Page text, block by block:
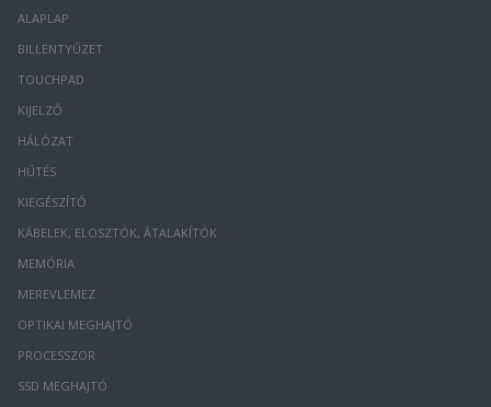
ALAPLAP
BILLENTYŰZET
TOUCHPAD
KIJELZŐ
HÁLÓZAT
HŰTÉS
KIEGÉSZÍTŐ
KÁBELEK, ELOSZTÓK, ÁTALAKÍTÓK
MEMÓRIA
MEREVLEMEZ
OPTIKAI MEGHAJTÓ
PROCESSZOR
SSD MEGHAJTÓ